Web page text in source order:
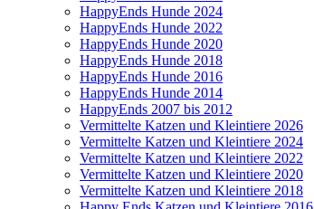
HappyEnds Hunde 2024
HappyEnds Hunde 2022
HappyEnds Hunde 2020
HappyEnds Hunde 2018
HappyEnds Hunde 2016
HappyEnds Hunde 2014
HappyEnds 2007 bis 2012
Vermittelte Katzen und Kleintiere 2026
Vermittelte Katzen und Kleintiere 2024
Vermittelte Katzen und Kleintiere 2022
Vermittelte Katzen und Kleintiere 2020
Vermittelte Katzen und Kleintiere 2018